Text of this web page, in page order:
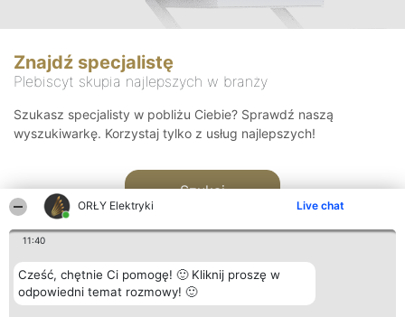
ORŁY Elektryki Live chat
11:40
Cześć, chętnie Ci pomogę! 🙂 Kliknij proszę w
odpowiedni temat rozmowy! 🙂
Znajdź specjalistę
Plebiscyt skupia najlepszych w branży
Szukasz specjalisty w pobliżu Ciebie? Sprawdź naszą
wyszukiwarkę. Korzystaj tylko z usług najlepszych!
Szukaj